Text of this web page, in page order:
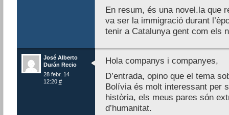
En resum, és una novel.la que
va ser la immigració durant
tenir a Catalunya gent com els
José Alberto
Durán Recio
28 febr. 14
12:20 #
Hola companys i companyes,
D’entrada, opino que el tema
Bolívia és molt interessant per
història, els meus pares són
d’humanitat.